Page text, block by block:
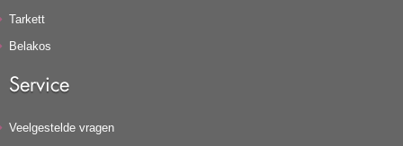
Tarkett
Belakos
Service
Veelgestelde vragen